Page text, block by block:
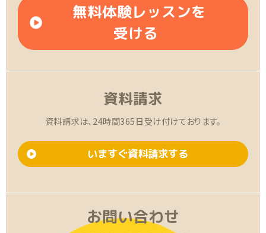
無料体験レッスンを
受ける
資料請求
資料請求は、24時間365日受け付けております。
いますぐ資料請求する
お問い合わせ